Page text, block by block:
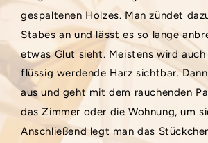
gespaltenen Holzes. Man zündet
Stabes an und lässt es so lange
etwas Glut sieht. Meistens wird auch
flüssig werdende Harz sichtbar.
aus und geht mit dem rauchenden
das Zimmer oder die Wohnung, um
Anschließend legt man das